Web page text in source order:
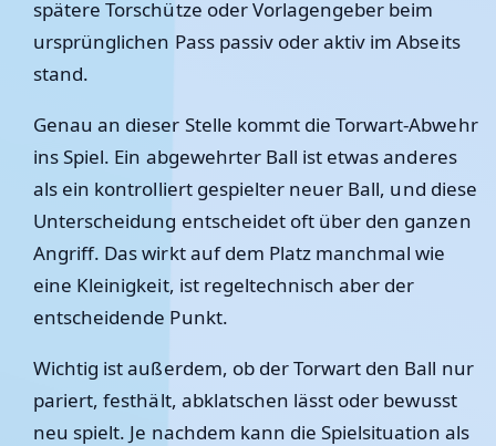
spätere Torschütze oder Vorlagengeber beim
ursprünglichen Pass passiv oder aktiv im Abseits
stand.
Genau an dieser Stelle kommt die Torwart-Abwehr
ins Spiel. Ein abgewehrter Ball ist etwas anderes
als ein kontrolliert gespielter neuer Ball, und diese
Unterscheidung entscheidet oft über den ganzen
Angriff. Das wirkt auf dem Platz manchmal wie
eine Kleinigkeit, ist regeltechnisch aber der
entscheidende Punkt.
Wichtig ist außerdem, ob der Torwart den Ball nur
pariert, festhält, abklatschen lässt oder bewusst
neu spielt. Je nachdem kann die Spielsituation als